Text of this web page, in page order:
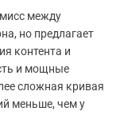
между
но предлагает
контента и
и мощные
сложная кривая
меньше, чем у